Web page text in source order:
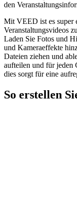
den
Mit VEED ist es super
Veranstaltungsvideos
Laden Sie Fotos und
und Kameraeffekte
Dateien ziehen und
aufteilen und für jeden
dies sorgt für eine
So erstellen